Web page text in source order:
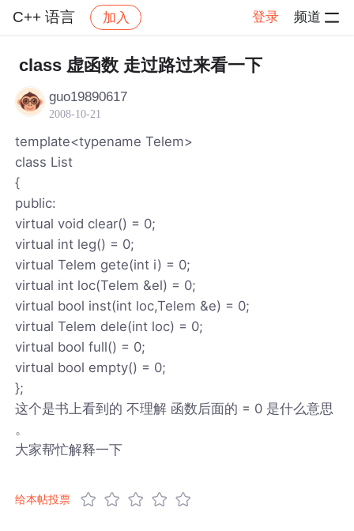
C++ 语言 加入 登录 频道
社区 C++ 语言 帖子详情
class 虚函数 走过路过来看一下
guo19890617
2008-10-21
template<typename Telem>
class List
{
public:
virtual void clear() = 0;
virtual int leg() = 0;
virtual Telem gete(int i) = 0;
virtual int loc(Telem &el) = 0;
virtual bool inst(int loc,Telem &e) = 0;
virtual Telem dele(int loc) = 0;
virtual bool full() = 0;
virtual bool empty() = 0;
};
这个是书上看到的 不理解 函数后面的 = 0 是什么意思
。
大家帮忙解释一下
给本帖投票